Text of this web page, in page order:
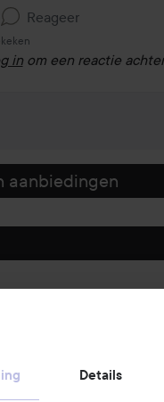
Details
Reageer
in om een reactie
aanbiedingen